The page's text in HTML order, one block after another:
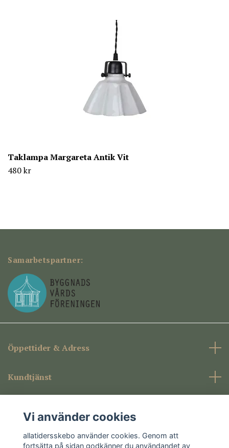
Taklampa Margareta Antik Vit
480 kr
Samarbetspartner:
Öppettider & Adress
Kundtjänst
Sociala medier
Vi använder cookies
allatidersskebo använder cookies. Genom att
fortsätta på sidan godkänner du användandet av